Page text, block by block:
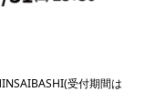
受付期間は